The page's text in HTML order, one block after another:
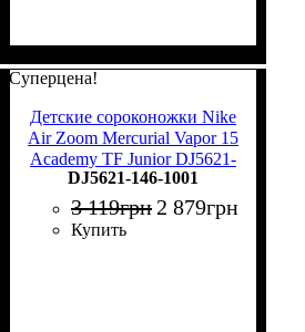
Суперцена!
Детские сороконожки Nike
Air Zoom Mercurial Vapor 15
Academy TF Junior DJ5621-
146
DJ5621-146-1001
3 119грн 2 879грн
Купить